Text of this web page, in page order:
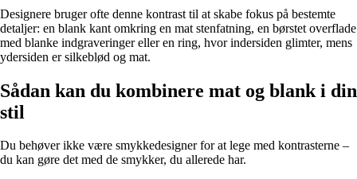
Designere bruger ofte denne kontrast til at skabe fokus på bestemte
detaljer: en blank kant omkring en mat stenfatning, en børstet overflade
med blanke indgraveringer eller en ring, hvor indersiden glimter, mens
ydersiden er silkeblød og mat.
Sådan kan du kombinere mat og blank i din
stil
Du behøver ikke være smykkedesigner for at lege med kontrasterne –
du kan gøre det med de smykker, du allerede har.